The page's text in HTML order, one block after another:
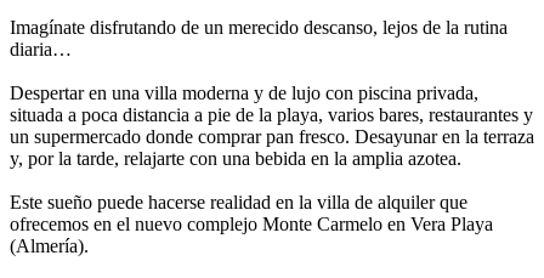
Imagínate disfrutando de un merecido descanso, lejos de la rutina
diaria…
Despertar en una villa moderna y de lujo con piscina privada,
situada a poca distancia a pie de la playa, varios bares, restaurantes y
un supermercado donde comprar pan fresco. Desayunar en la terraza
y, por la tarde, relajarte con una bebida en la amplia azotea.
Este sueño puede hacerse realidad en la villa de alquiler que
ofrecemos en el nuevo complejo Monte Carmelo en Vera Playa
(Almería).